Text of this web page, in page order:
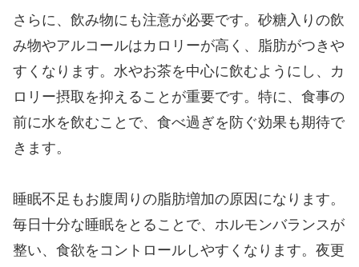
さらに、飲み物にも注意が必要です。砂糖入りの飲
み物やアルコールはカロリーが高く、脂肪がつきや
すくなります。水やお茶を中心に飲むようにし、カ
ロリー摂取を抑えることが重要です。特に、食事の
前に水を飲むことで、食べ過ぎを防ぐ効果も期待で
きます。
睡眠不足もお腹周りの脂肪増加の原因になります。
毎日十分な睡眠をとることで、ホルモンバランスが
整い、食欲をコントロールしやすくなります。夜更